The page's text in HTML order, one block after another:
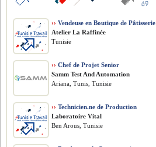
›› Vendeuse en Boutique de Pâtisserie
Atelier La Raffinée
Tunisie
›› Chef de Projet Senior
Samm Test And Automation
Ariana, Tunis, Tunisie
›› Technicien.ne de Production
Laboratoire Vital
Ben Arous, Tunisie